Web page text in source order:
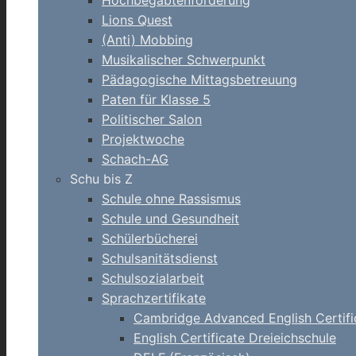
Lions Quest
(Anti) Mobbing
Musikalischer Schwerpunkt
Pädagogische Mittagsbetreuung
Paten für Klasse 5
Politischer Salon
Projektwoche
Schach-AG
Schu bis Z
Schule ohne Rassismus
Schule und Gesundheit
Schülerbücherei
Schulsanitätsdienst
Schulsozialarbeit
Sprachzertifikate
Cambridge Advanced English
English Certificate Dreieichschule